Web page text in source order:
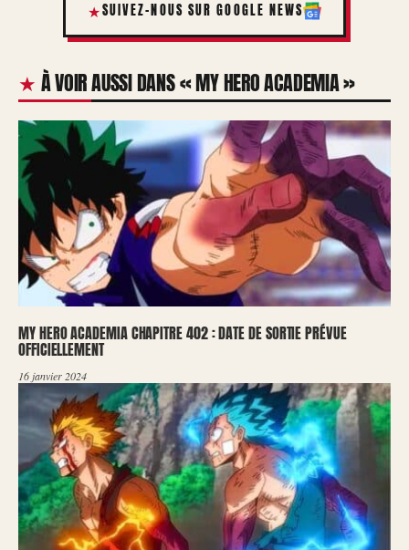
SUIVEZ-NOUS SUR GOOGLE NEWS
À VOIR AUSSI DANS « MY HERO ACADEMIA »
MY HERO ACADEMIA CHAPITRE 402 : DATE DE SORTIE PRÉVUE
OFFICIELLEMENT
16 janvier 2024